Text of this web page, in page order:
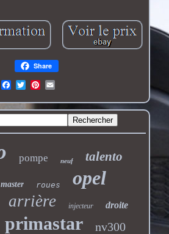
Share
pompe neuf talento
master roues opel
arrière injecteur droite
primastar nv300